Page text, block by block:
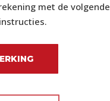
met de volgende